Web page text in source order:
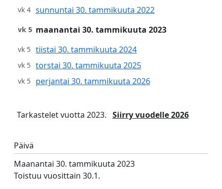
vk 4 sunnuntai 30. tammikuuta 2022
vk 5 maanantai 30. tammikuuta 2023
vk 5 tiistai 30. tammikuuta 2024
vk 5 torstai 30. tammikuuta 2025
vk 5 perjantai 30. tammikuuta 2026
Tarkastelet vuotta 2023. Siirry vuodelle 2026
Päivä
Maanantai 30. tammikuuta 2023
Toistuu vuosittain 30.1.